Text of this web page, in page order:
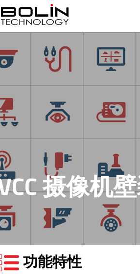
摄像机
功能特性